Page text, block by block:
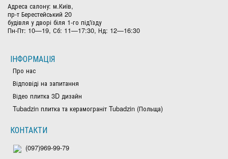
Адреса салону: м.Київ,
пр-т Берестейський 20
будівля у дворі біля 1-го під'їзду
Пн-Пт: 10—19, Сб: 11—17:30, Нд: 12—16:30
ІНФОРМАЦІЯ
Про нас
Відповіді на запитання
Відео плитка 3D дизайн
Tubadzin плитка та керамограніт Tubadzin (Польща)
КОНТАКТИ
(097)969-99-79